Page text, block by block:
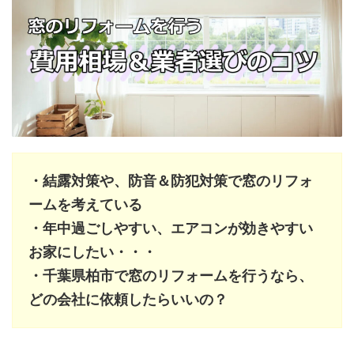
・結露対策や、防音＆防犯対策で窓のリフォ
ームを考えている
・年中過ごしやすい、エアコンが効きやすい
お家にしたい・・・
・千葉県柏市で窓のリフォームを行うなら、
どの会社に依頼したらいいの？